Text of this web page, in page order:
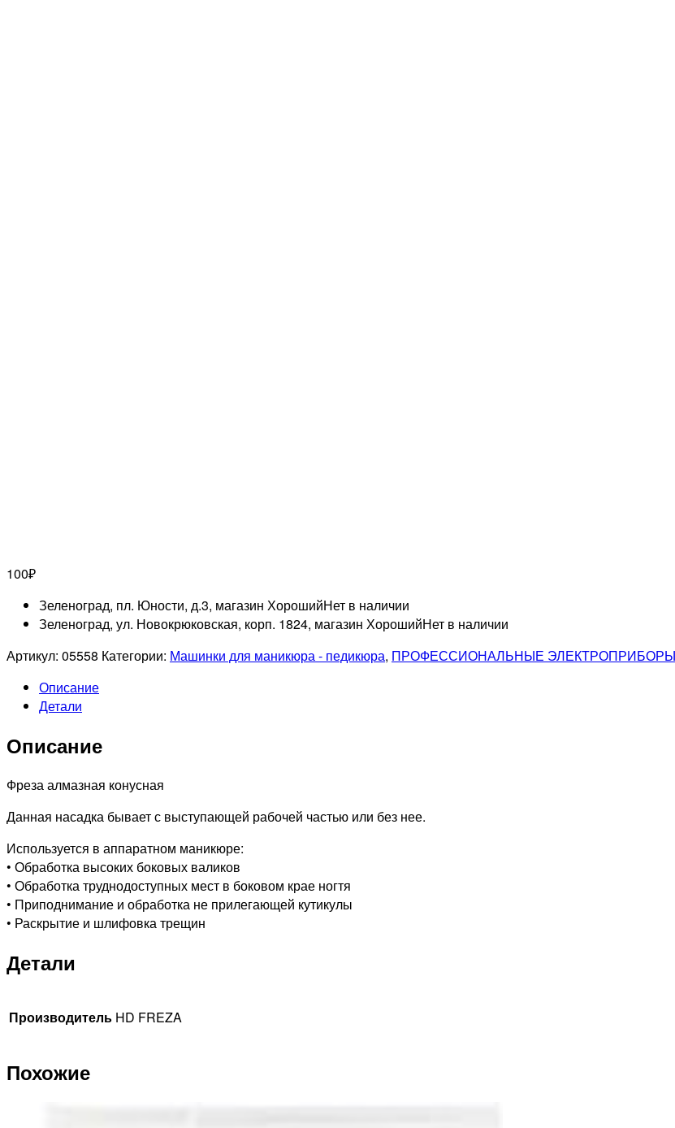
100₽
Зеленоград, пл. Юности, д.3, магазин ХорошийНет в наличии
Зеленоград, ул. Новокрюковская, корп. 1824, магазин ХорошийНет в наличии
Артикул: 05558 Категории: Машинки для маникюра - педикюра, ПРОФЕССИОНАЛЬНЫЕ ЭЛЕКТРОПРИБОРЫ
Описание
Детали
Описание
Фреза алмазная конусная
Данная насадка бывает с выступающей рабочей частью или без нее.
Используется в аппаратном маникюре:
• Обработка высоких боковых валиков
• Обработка труднодоступных мест в боковом крае ногтя
• Приподнимание и обработка не прилегающей кутикулы
• Раскрытие и шлифовка трещин
Детали
Производитель HD FREZA
Похожие